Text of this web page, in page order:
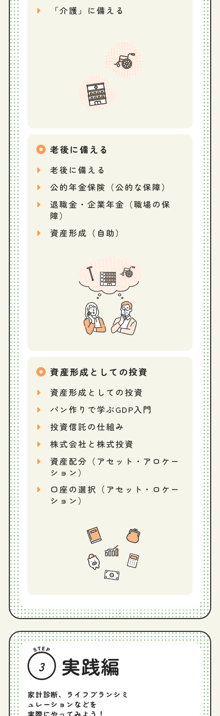
「介護」に備える
老後に備える
老後に備える
公的年金保険（公的な保障）
退職金・企業年金（職場の保
障）
資産形成（自助）
資産形成としての投資
資産形成としての投資
パン作りで学ぶGDP入門
投資信託の仕組み
株式会社と株式投資
資産配分（アセット・アロケー
ション）
口座の選択（アセット・ロケー
ション）
3 実践編
家計診断、ライフプランシミ
ュレーションなどを